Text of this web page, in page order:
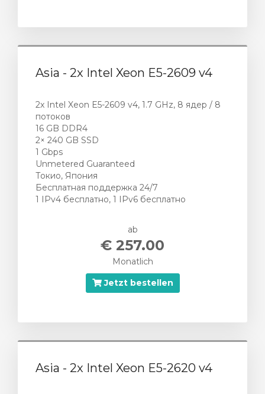
Asia - 2x Intel Xeon E5-2609 v4
2x Intel Xeon E5-2609 v4, 1.7 GHz, 8 ядер / 8
потоков
16 GB DDR4
2× 240 GB SSD
1 Gbps
Unmetered Guaranteed
Токио, Япония
Бесплатная поддержка 24/7
1 IPv4 бесплатно, 1 IPv6 бесплатно
ab
€ 257.00
Monatlich
Jetzt bestellen
Asia - 2x Intel Xeon E5-2620 v4